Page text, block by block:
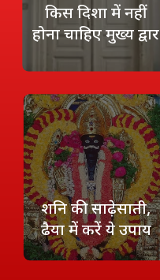
किस दिशा में नहीं
होना चाहिए मुख्‍य द्वार
शनि की साढ़ेसाती,
ढैया में करें ये उपाय